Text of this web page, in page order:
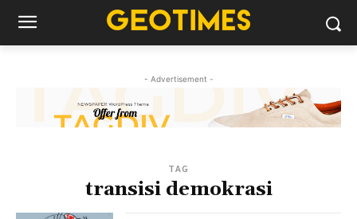
- Advertisement -
TAG
transisi demokrasi